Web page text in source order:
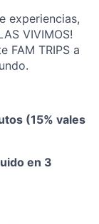
experiencias,
VIVIMOS!
FAM TRIPS a
(15% vales
en 3